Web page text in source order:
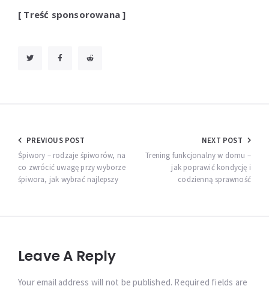
[ Treść sponsorowana ]
Nawigacja
wpisu
PREVIOUS POST
Śpiwory – rodzaje śpiworów, na
co zwrócić uwagę przy wyborze
śpiwora, jak wybrać najlepszy
NEXT POST
Trening funkcjonalny w domu –
jak poprawić kondycję i
codzienną sprawność
Leave A Reply
Your email address will not be published. Required fields are